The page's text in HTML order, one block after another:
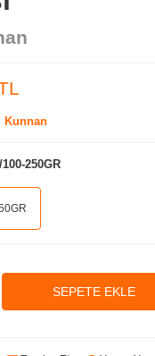
Kunnan
250GR
SEPETE EKLE